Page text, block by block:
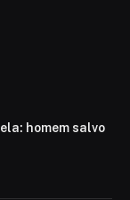
homem salvo